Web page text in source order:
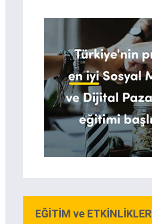
EĞİTİM ve ETKİNLİKLER